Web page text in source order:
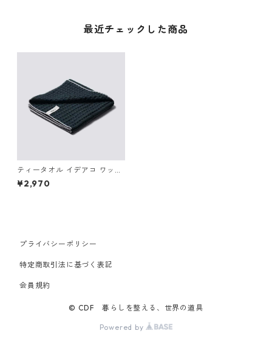
最近チェックした商品
ティータオル イデアコ ワッフ
ル キッチンクロス ideaco WA
FFLE Kitchen Cloth グレー
¥2,970
プライバシーポリシー
特定商取引法に基づく表記
会員規約
© CDF 暮らしを整える、世界の道具
Powered by